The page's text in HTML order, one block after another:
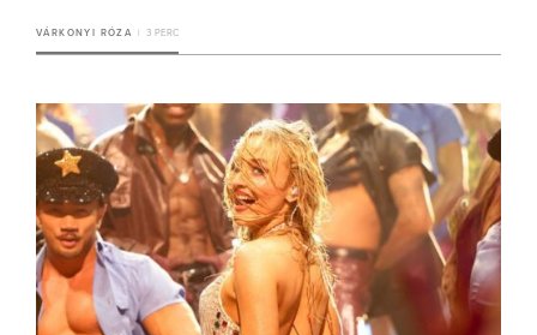
VÁRKONYI RÓZA 3 PERC